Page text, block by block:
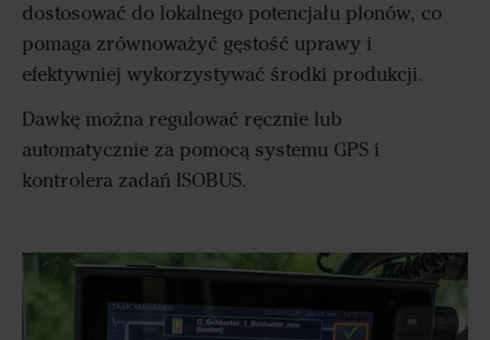
dostosować do lokalnego potencjału plonów, co
pomaga zrównoważyć gęstość uprawy i
efektywniej wykorzystywać środki produkcji.
Dawkę można regulować ręcznie lub
automatycznie za pomocą systemu GPS i
kontrolera zadań ISOBUS.